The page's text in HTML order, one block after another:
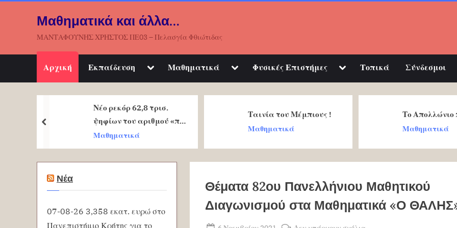
Μαθηματικά και άλλα…
ΜΑΝΤΑΦΟΥΝΗΣ ΧΡΗΣΤΟΣ ΠΕ03 – Πελασγία Φθιώτιδας
Αρχική Εκπαίδευση Toggle
menu
Μαθηματικά Toggle
menu Toggle
menu
Φυσικές Επιστήμες Toggle
menu Toggle
menu
Τοπικά Σύνδεσμοι
Νέο ρεκόρ 62,8 τρισ.
ψηφίων του αριθμού «π»
πέτυχαν Ελβετοί
ερευνητές.
Μαθηματικά
Ταινία του Μέμπιους !
Μαθηματικά
Το
Μαθηματικά
prev
Θέματα 82ου Πανελλήνιου Μαθητικού
Διαγωνισμού στα Μαθηματικά «Ο
Νέα
07-08-26 3,358 εκατ. ευρώ στο
Πανεπιστήμιο Κρήτης για το